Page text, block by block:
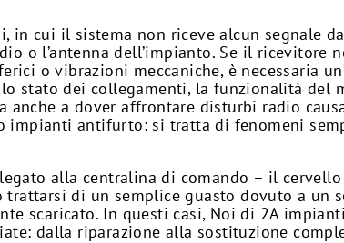
in cui il sistema non riceve alcun segnale
o l’antenna dell’impianto. Se il ricevitore
o vibrazioni meccaniche, è necessaria
stato dei collegamenti, la funzionalità del
anche a dover affrontare disturbi radio
impianti antifurto: si tratta di fenomeni
alla centralina di comando – il
di un semplice guasto dovuto a un
scaricato. In questi casi, Noi di 2A
dalla riparazione alla sostituzione